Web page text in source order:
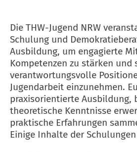
Die THW-Jugend NRW
Schulung und
Ausbildung, um engagierte
Kompetenzen zu stärken und
verantwortungsvolle
Jugendarbeit einzunehmen.
praxisorientierte Ausbildung,
theoretische Kenntnisse
praktische Erfahrungen
Einige Inhalte der